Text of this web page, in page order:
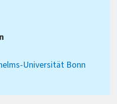
Universität Bonn